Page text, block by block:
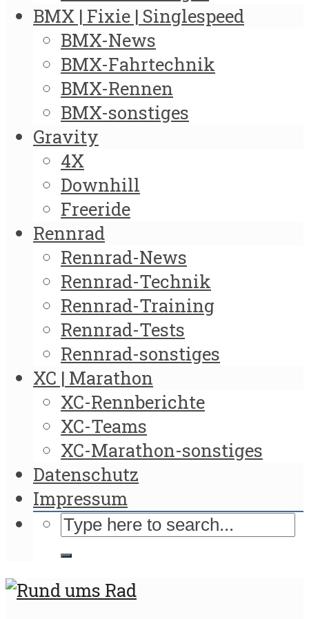
BMX | Fixie | Singlespeed
BMX-News
BMX-Fahrtechnik
BMX-Rennen
BMX-sonstiges
Gravity
4X
Downhill
Freeride
Rennrad
Rennrad-News
Rennrad-Technik
Rennrad-Training
Rennrad-Tests
Rennrad-sonstiges
XC | Marathon
XC-Rennberichte
XC-Teams
XC-Marathon-sonstiges
Datenschutz
Impressum